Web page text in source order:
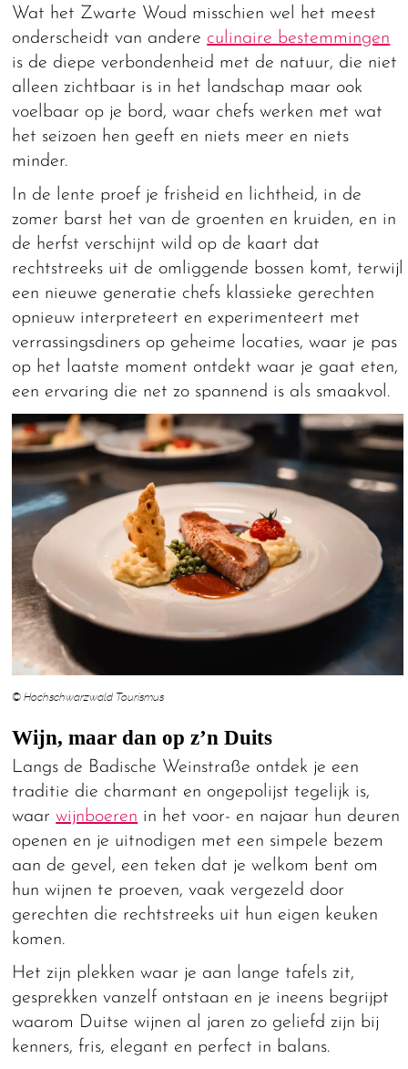
Wat het Zwarte Woud misschien wel het meest
onderscheidt van andere culinaire bestemmingen
is de diepe verbondenheid met de natuur, die niet
alleen zichtbaar is in het landschap maar ook
voelbaar op je bord, waar chefs werken met wat
het seizoen hen geeft en niets meer en niets
minder.
In de lente proef je frisheid en lichtheid, in de
zomer barst het van de groenten en kruiden, en in
de herfst verschijnt wild op de kaart dat
rechtstreeks uit de omliggende bossen komt, terwijl
een nieuwe generatie chefs klassieke gerechten
opnieuw interpreteert en experimenteert met
verrassingsdiners op geheime locaties, waar je pas
op het laatste moment ontdekt waar je gaat eten,
een ervaring die net zo spannend is als smaakvol.
© Hochschwarzwald Tourismus
Wijn, maar dan op z’n Duits
Langs de Badische Weinstraße ontdek je een
traditie die charmant en ongepolijst tegelijk is,
waarwijnboeren in het voor- en najaar hun deuren
openen en je uitnodigen met een simpele bezem
aan de gevel, een teken dat je welkom bent om
hun wijnen te proeven, vaak vergezeld door
gerechten die rechtstreeks uit hun eigen keuken
komen.
Het zijn plekken waar je aan lange tafels zit,
gesprekken vanzelf ontstaan en je ineens begrijpt
waarom Duitse wijnen al jaren zo geliefd zijn bij
kenners, fris, elegant en perfect in balans.